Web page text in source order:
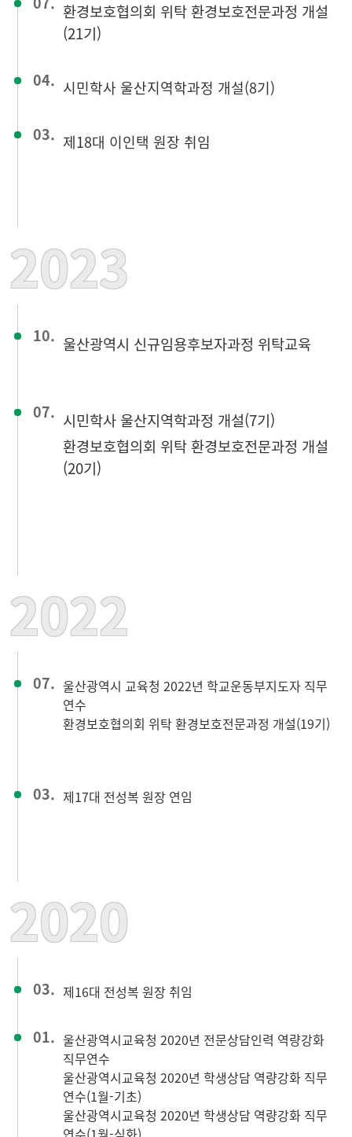
환경보호협의회 위탁 환경보호전문과정 개설
(21기)
04. 시민학사 울산지역학과정 개설(8기)
03. 제18대 이인택 원장 취임
2023
10. 울산광역시 신규임용후보자과정 위탁교육
07. 시민학사 울산지역학과정 개설(7기)
환경보호협의회 위탁 환경보호전문과정 개설
(20기)
2022
07. 울산광역시 교육청 2022년 학교운동부지도자 직무
연수
환경보호협의회 위탁 환경보호전문과정 개설(19기)
03. 제17대 전성복 원장 연임
2020
03. 제16대 전성복 원장 취임
01. 울산광역시교육청 2020년 전문상담인력 역량강화
직무연수
울산광역시교육청 2020년 학생상담 역량강화 직무
연수(1월-기초)
울산광역시교육청 2020년 학생상담 역량강화 직무